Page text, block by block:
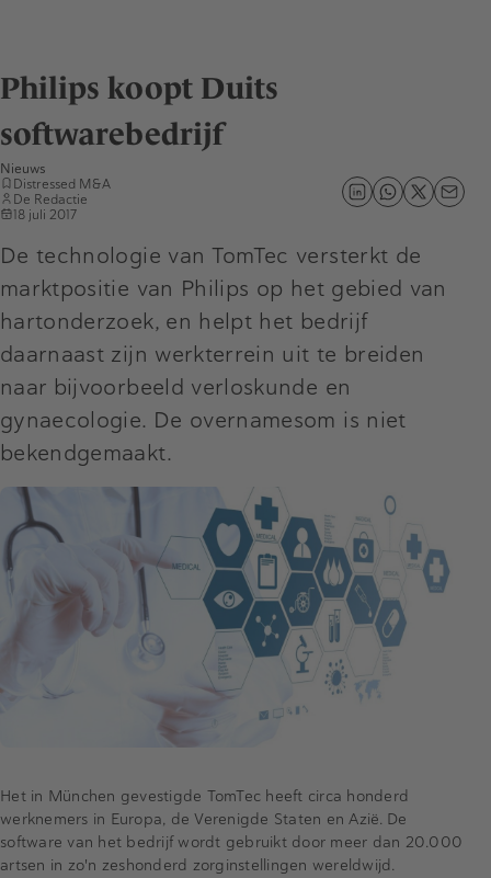
Philips koopt Duits
softwarebedrijf
Nieuws
Distressed M&A
De Redactie
18 juli 2017
De technologie van TomTec versterkt de
marktpositie van Philips op het gebied van
hartonderzoek, en helpt het bedrijf
daarnaast zijn werkterrein uit te breiden
naar bijvoorbeeld verloskunde en
gynaecologie. De overnamesom is niet
bekendgemaakt.
Het in München gevestigde TomTec heeft circa honderd
werknemers in Europa, de Verenigde Staten en Azië. De
software van het bedrijf wordt gebruikt door meer dan 20.000
artsen in zo'n zeshonderd zorginstellingen wereldwijd.